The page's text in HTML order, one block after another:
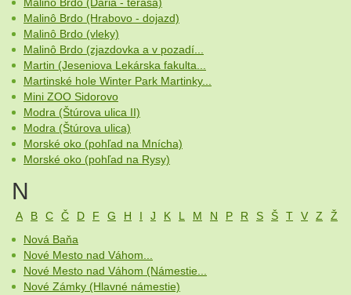
Malinô Brdo (Hrabovo - dojazd)
Malinô Brdo (vleky)
Malinô Brdo (zjazdovka a v pozadí...
Martin (Jeseniova Lekárska fakulta...
Martinské hole Winter Park Martinky...
Mini ZOO Sidorovo
Modra (Štúrova ulica II)
Modra (Štúrova ulica)
Morské oko (pohľad na Mnícha)
Morské oko (pohľad na Rysy)
N
A B C Č D F G H I J K L M N P R S Š T V Z
Ž
Nová Baňa
Nové Mesto nad Váhom...
Nové Mesto nad Váhom (Námestie...
Nové Zámky (Hlavné námestie)